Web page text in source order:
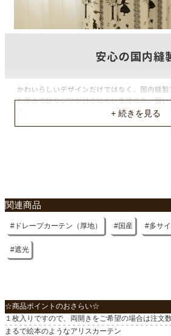
アジャスターAフック
フック形態
60(cm)
75(cm)
1枚（両開きの場合は２個でご注文下さい
付属
共布タッセル1枚
関連商品
ドレープカーテン（厚地） 国産 多サ
遮光
☆商品ポイントのおさらい☆
１枚入りですので、両開きをご希望の場合は注文
まるで絵本のようなアリスカーテン